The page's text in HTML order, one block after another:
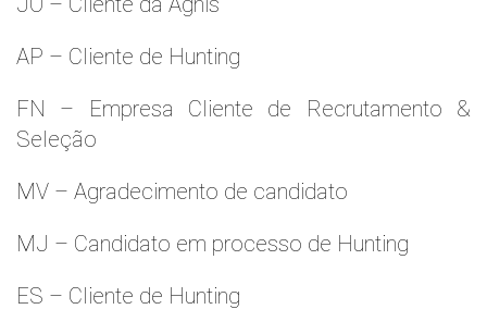
AP – Cliente de Hunting
FN – Empresa Cliente de Recrutamento &
Seleção
MV – Agradecimento de candidato
MJ – Candidato em processo de Hunting
ES – Cliente de Hunting